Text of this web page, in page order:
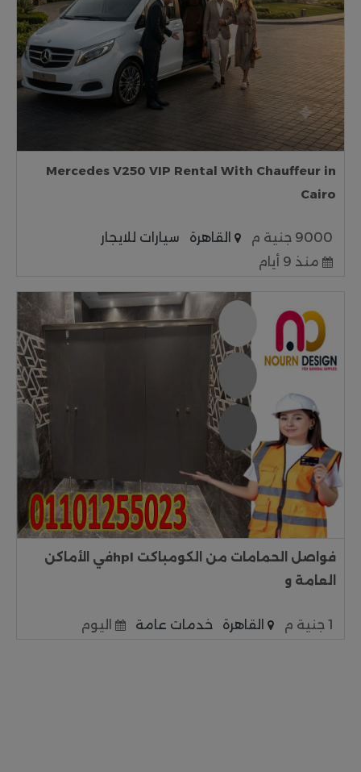
Mercedes V250 VIP Rental With Chauffeur in
Cairo
9000 جنية م القاهرة
سيارات للايجار
منذ 9 أيام
فواصل الحمامات من الكومباكت hplفي الأماكن
العامة و
1 جنية م القاهرة خدمات عامة اليوم